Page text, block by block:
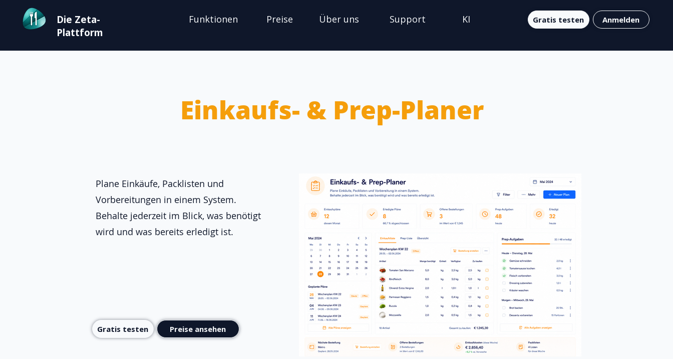
Die Zeta-
Plattform
Funktionen Preise Über uns Support KI Gratis testen Anmelden
Einkaufs- & Prep-Planer
Plane Einkäufe, Packlisten und
Vorbereitungen in einem System.
Behalte jederzeit im Blick, was benötigt
wird und was bereits erledigt ist.
Gratis testen Preise ansehen